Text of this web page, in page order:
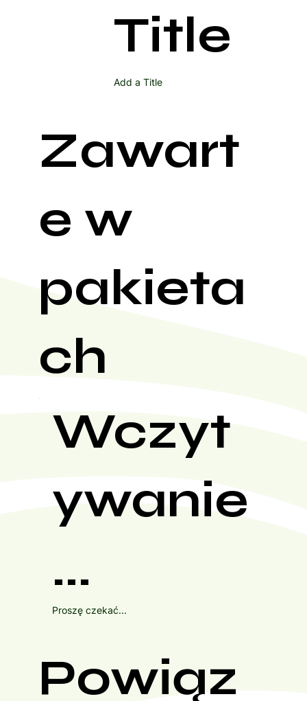
Title
Add a Title
Zawart
e w
pakieta
ch
Wczyt
ywanie
...
Proszę czekać...
Powiąz